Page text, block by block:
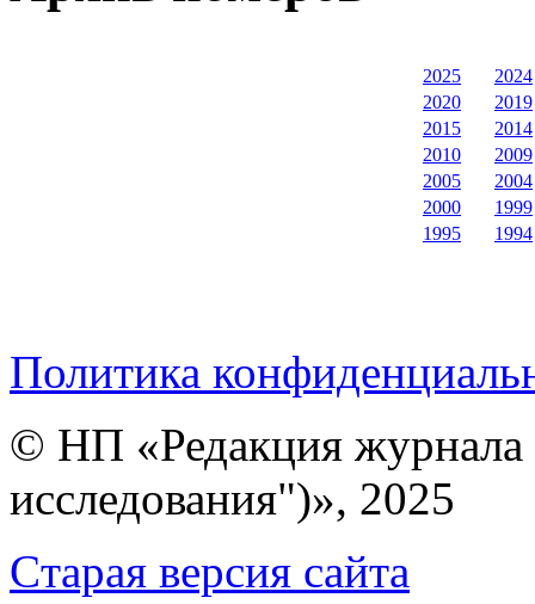
2025
2024
2020
2019
2015
2014
2010
2009
2005
2004
2000
1999
1995
1994
Политика
© НП «Редакция
исследования")», 2025
Cтарая версия сайта